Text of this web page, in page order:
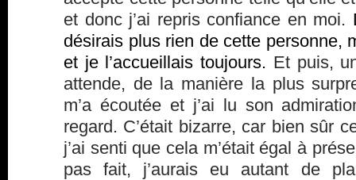
et donc j’ai repris confiance en moi.
désirais plus rien de cette personne,
et je l’accueillais toujours. Et puis,
attende, de la manière la plus
m’a écoutée et j’ai lu son
regard. C’était bizarre, car bien sûr
j’ai senti que cela m’était égal à
pas fait, j’aurais eu autant de